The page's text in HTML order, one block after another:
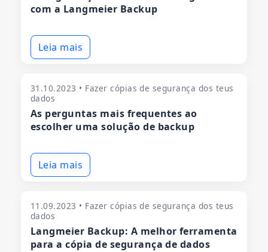
com a Langmeier Backup
Leia mais
31.10.2023 • Fazer cópias de segurança dos teus
dados
As perguntas mais frequentes ao
escolher uma solução de backup
Leia mais
11.09.2023 • Fazer cópias de segurança dos teus
dados
Langmeier Backup: A melhor ferramenta
para a cópia de segurança de dados